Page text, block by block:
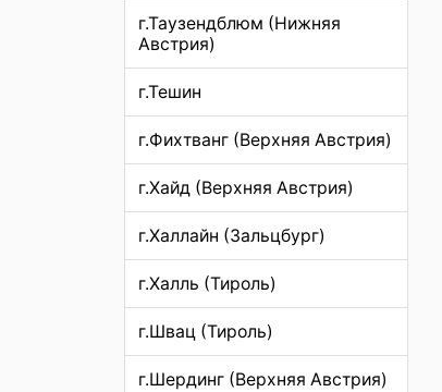
г.Таузендблюм (Нижняя
Австрия)
г.Тешин
г.Фихтванг (Верхняя Австрия)
г.Хайд (Верхняя Австрия)
г.Халлайн (Зальцбург)
г.Халль (Тироль)
г.Швац (Тироль)
г.Шердинг (Верхняя Австрия)